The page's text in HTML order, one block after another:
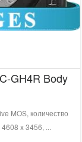
GH4R Body
MOS, количество
x 3456, ...